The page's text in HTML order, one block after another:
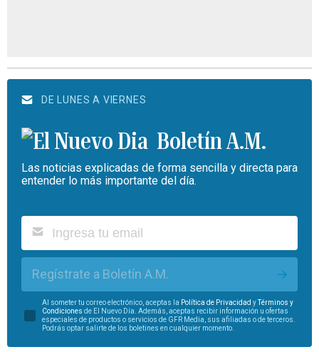
DE LUNES A VIERNES
Boletín A.M.
Las noticias explicadas de forma sencilla y directa para
entender lo más importante del día.
Regístrate a Boletín A.M.
Al someter tu correo electrónico, aceptas la Política de Privacidad yTérminos y
Condiciones de El Nuevo Día. Además, aceptas recibir información u ofertas
especiales de productos o servicios de GFR Media, sus afiliadas o de terceros.
Podrás optar salirte de los boletines en cualquier momento.